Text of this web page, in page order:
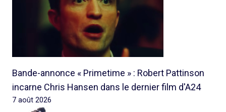
Bande-annonce « Primetime » : Robert Pattinson
incarne Chris Hansen dans le dernier film d'A24
7 août 2026